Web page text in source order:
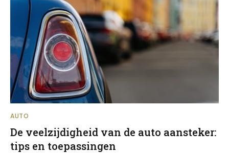
AUTO
De veelzijdigheid van de auto aansteker:
tips en toepassingen